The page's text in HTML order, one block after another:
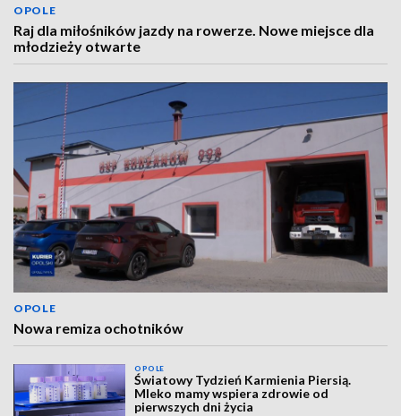
OPOLE
Raj dla miłośników jazdy na rowerze. Nowe miejsce dla
młodzieży otwarte
OPOLE
Nowa remiza ochotników
OPOLE
Światowy Tydzień Karmienia Piersią.
Mleko mamy wspiera zdrowie od
pierwszych dni życia